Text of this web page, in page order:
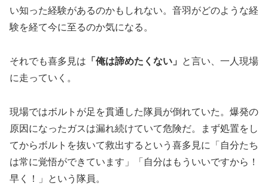
い知った経験があるのかもしれない。音羽がどのような経
験を経て今に至るのか気になる。
それでも喜多見は 「俺は諦めたくない」
と言い、一人現場
に走っていく。
現場ではボルトが足を貫通した隊員が倒れていた。爆発の
原因になったガスは漏れ続けていて危険だ。まず処置をし
てからボルトを抜いて救出するという喜多見に「自分たち
は常に覚悟ができています」「自分はもういいですから！
早く！」という隊員。